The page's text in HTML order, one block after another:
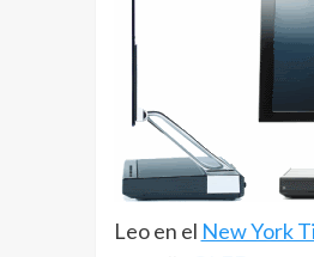
Leo en el New York